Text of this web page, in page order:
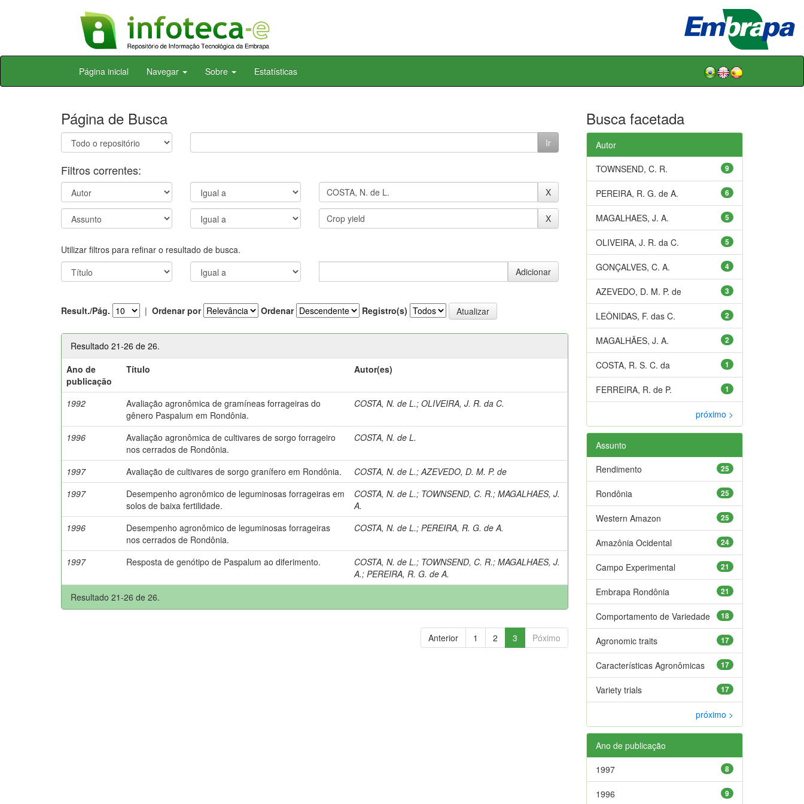
Skip
Página inicial Navegar Sobre Estatísticas
Página de Busca
Filtros correntes:
Utilizar filtros para refinar o resultado de busca.
Result./Pág. | Ordenar por Ordenar Registro(s)
Resultado 21-26 de 26.
Ano de
publicação
Título Autor(es)
1992
Avaliação agronômica de gramíneas forrageiras do
gênero Paspalum em Rondônia.
COSTA, N. de L.;OLIVEIRA, J. R. da C.
1996
Avaliação agronômica de cultivares de sorgo forrageiro
nos cerrados de Rondônia.
COSTA, N. de L.
1997 Avaliação de cultivares de sorgo granífero em Rondônia. COSTA, N. de L.;AZEVEDO, D. M. P. de
1997
Desempenho agronômico de leguminosas forrageiras em
solos de baixa fertilidade.
COSTA, N. de L.; TOWNSEND, C. R.;MAGALHAES, J.
A.
1996
Desempenho agronômico de leguminosas forrageiras
nos cerrados de Rondônia.
COSTA, N. de L.;PEREIRA, R. G. de A.
1997 Resposta de genótipo de Paspalum ao diferimento. COSTA, N. de L.; TOWNSEND, C. R.;MAGALHAES, J.
A.;PEREIRA, R. G. de A.
Resultado 21-26 de 26.
Anterior 1 2 3 Póximo
Busca facetada
Autor
9
TOWNSEND, C. R.
6
PEREIRA, R. G. de A.
5
MAGALHAES, J. A.
5
OLIVEIRA, J. R. da C.
4
GONÇALVES, C. A.
3
AZEVEDO, D. M. P. de
2
LEÔNIDAS, F. das C.
2
MAGALHÃES, J. A.
1
COSTA, R. S. C. da
1
FERREIRA, R. de P.
próximo >
Assunto
25
Rendimento
25
Rondônia
25
Western Amazon
24
Amazônia Ocidental
21
Campo Experimental
21
Embrapa Rondônia
18
Comportamento de Variedade
17
Agronomic traits
17
Características Agronômicas
17
Variety trials
próximo >
Ano de publicação
8
1997
9
1996